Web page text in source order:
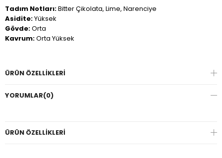
Tadım Notları:Bitter Çikolata, Lime, Narenciye
Asidite:Yüksek
Gövde:Orta
Kavrum:Orta Yüksek
ÜRÜN ÖZELLIKLERI
YORUMLAR(0)
ÜRÜN ÖZELLIKLERI